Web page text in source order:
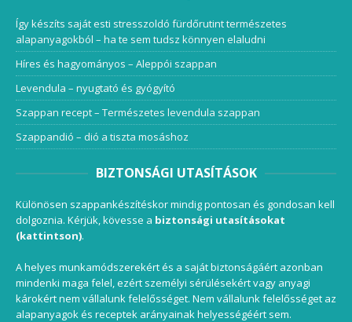
Így készíts saját esti stresszoldó fürdőrutint természetes
alapanyagokból – ha te sem tudsz könnyen elaludni
Híres és hagyományos – Aleppói szappan
Levendula – nyugtató és gyógyító
Szappan recept – Természetes levendula szappan
Szappandió – dió a tiszta mosáshoz
BIZTONSÁGI UTASÍTÁSOK
Különösen szappankészítéskor mindig pontosan és gondosan kell
dolgoznia. Kérjük, kövesse a biztonsági utasításokat
(kattintson).
A helyes munkamódszerekért és a saját biztonságáért azonban
mindenki maga felel, ezért személyi sérülésekért vagy anyagi
károkért nem vállalunk felelősséget. Nem vállalunk felelősséget az
alapanyagok és receptek arányainak helyességéért sem.